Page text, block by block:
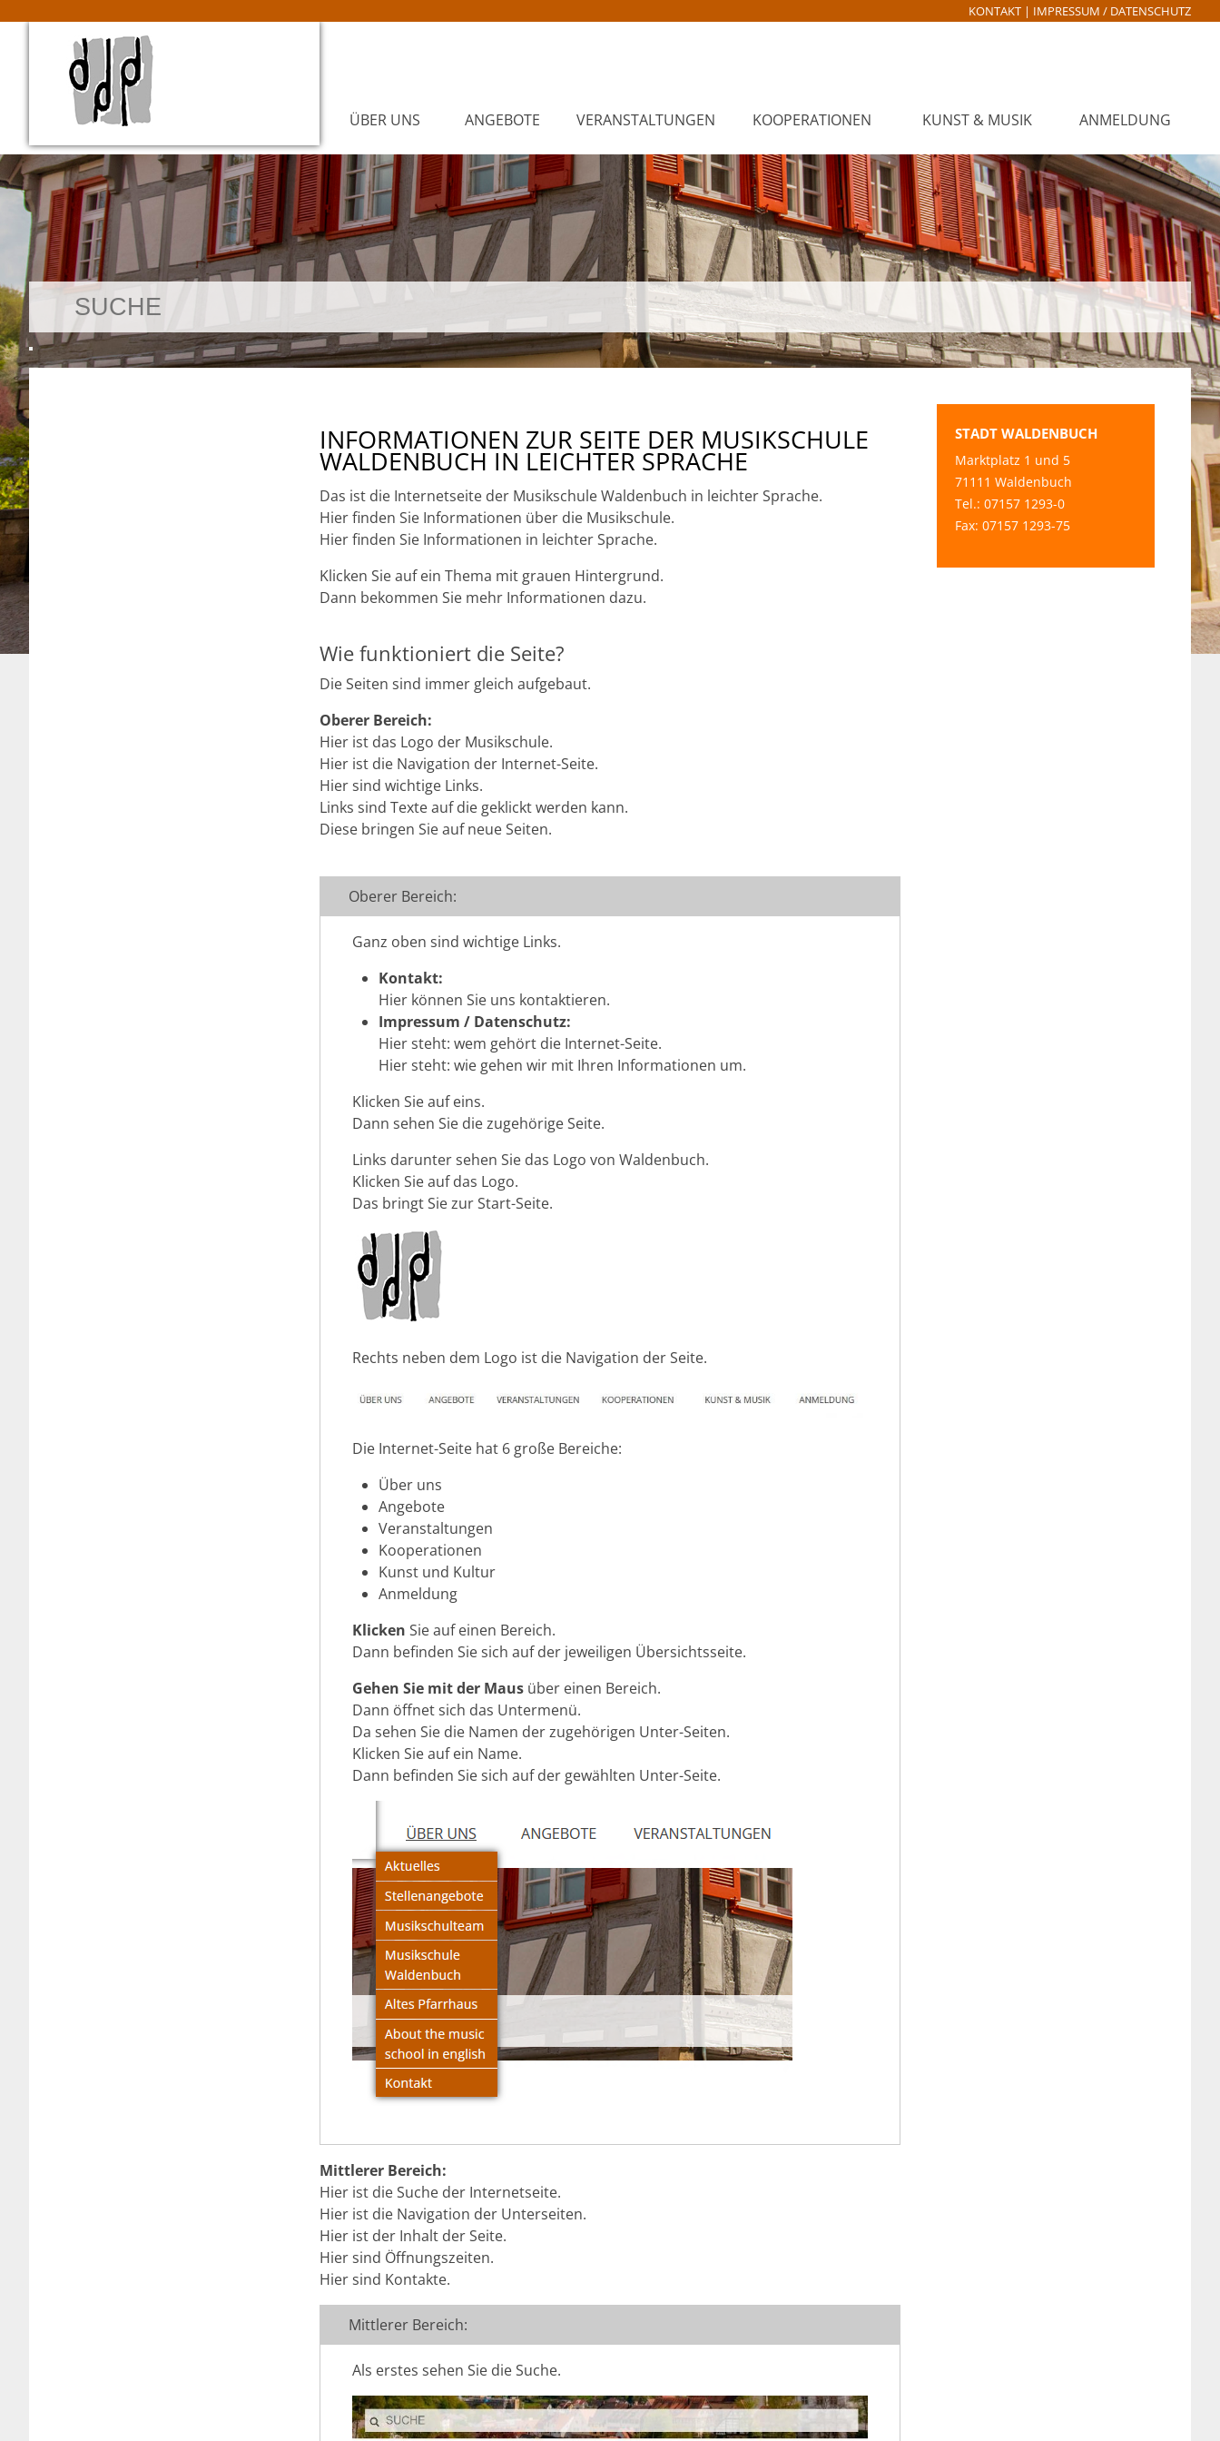
KONTAKT | IMPRESSUM / DATENSCHUTZ
ÜBER UNS ANGEBOTE VERANSTALTUNGEN KOOPERATIONEN KUNST & MUSIK ANMELDUNG
INFORMATIONEN ZUR SEITE DER MUSIKSCHULE
WALDENBUCH IN LEICHTER SPRACHE
Das ist die Internetseite der Musikschule Waldenbuch in leichter Sprache.
Hier finden Sie Informationen über die Musikschule.
Hier finden Sie Informationen in leichter Sprache.
Klicken Sie auf ein Thema mit grauen Hintergrund.
Dann bekommen Sie mehr Informationen dazu.
Wie funktioniert die Seite?
Die Seiten sind immer gleich aufgebaut.
Oberer Bereich:
Hier ist das Logo der Musikschule.
Hier ist die Navigation der Internet-Seite.
Hier sind wichtige Links.
Links sind Texte auf die geklickt werden kann.
Diese bringen Sie auf neue Seiten.
Oberer Bereich:
Ganz oben sind wichtige Links.
Kontakt:
Hier können Sie uns kontaktieren.
Impressum / Datenschutz:
Hier steht: wem gehört die Internet-Seite.
Hier steht: wie gehen wir mit Ihren Informationen um.
Klicken Sie auf eins.
Dann sehen Sie die zugehörige Seite.
Links darunter sehen Sie das Logo von Waldenbuch.
Klicken Sie auf das Logo.
Das bringt Sie zur Start-Seite.
Rechts neben dem Logo ist die Navigation der Seite.
Die Internet-Seite hat 6 große Bereiche:
Über uns
Angebote
Veranstaltungen
Kooperationen
Kunst und Kultur
Anmeldung
Klicken Sie auf einen Bereich.
Dann befinden Sie sich auf der jeweiligen Übersichtsseite.
Gehen Sie mit der Maus über einen Bereich.
Dann öffnet sich das Untermenü.
Da sehen Sie die Namen der zugehörigen Unter-Seiten.
Klicken Sie auf ein Name.
Dann befinden Sie sich auf der gewählten Unter-Seite.
Mittlerer Bereich:
Hier ist die Suche der Internetseite.
Hier ist die Navigation der Unterseiten.
Hier ist der Inhalt der Seite.
Hier sind Öffnungszeiten.
Hier sind Kontakte.
Mittlerer Bereich:
Als erstes sehen Sie die Suche.
STADT WALDENBUCH
Marktplatz 1 und 5
71111 Waldenbuch
Tel.: 07157 1293-0
Fax: 07157 1293-75